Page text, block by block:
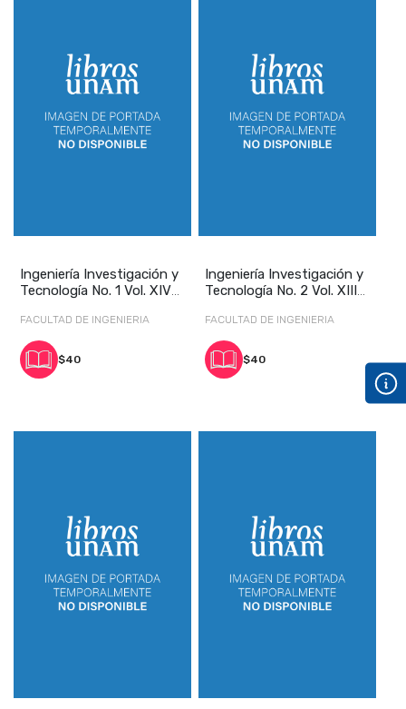
Ingeniería Investigación y
Tecnología No. 1 Vol. XIV
FACULTAD DE INGENIERIA
$40
Ingeniería Investigación y
Tecnología No. 2 Vol. XIII
FACULTAD DE INGENIERIA
$40